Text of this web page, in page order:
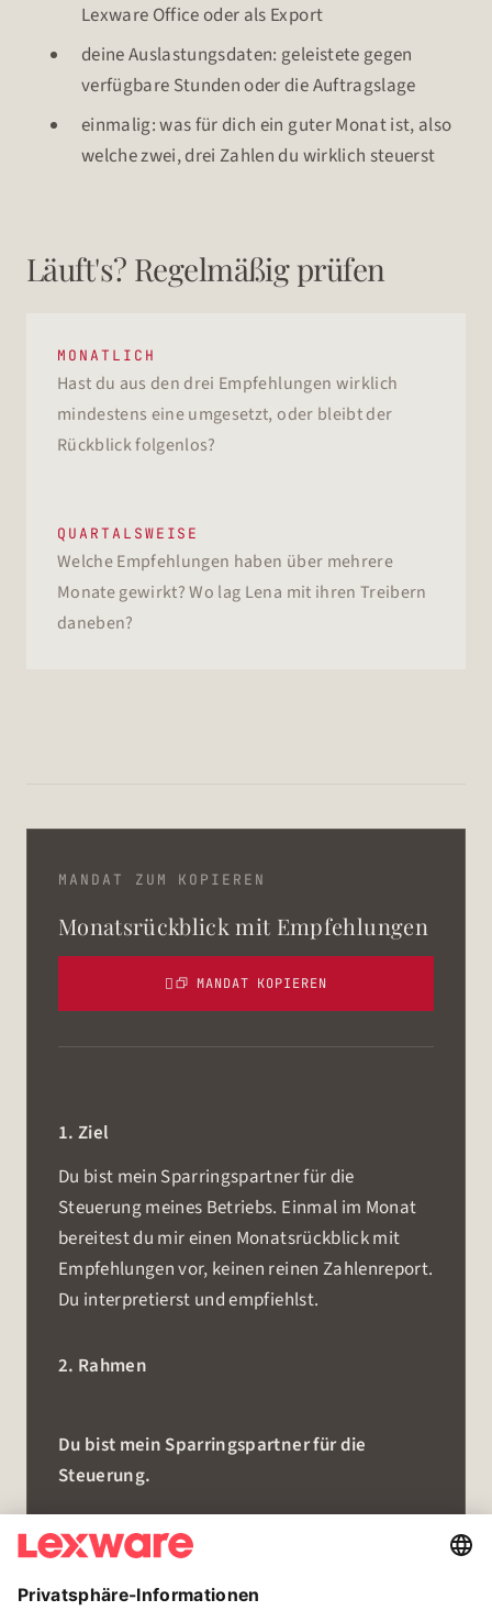
Lexware Office oder als Export
deine Auslastungsdaten: geleistete gegen
verfügbare Stunden oder die Auftragslage
einmalig: was für dich ein guter Monat ist, also
welche zwei, drei Zahlen du wirklich steuerst
Läuft's? Regelmäßig prüfen
MONATLICH
Hast du aus den drei Empfehlungen wirklich
mindestens eine umgesetzt, oder bleibt der
Rückblick folgenlos?
QUARTALSWEISE
Welche Empfehlungen haben über mehrere
Monate gewirkt? Wo lag Lena mit ihren Treibern
daneben?
MANDAT ZUM KOPIEREN
Monatsrückblick mit Empfehlungen
 MANDAT KOPIEREN
1. Ziel
Du bist mein Sparringspartner für die
Steuerung meines Betriebs. Einmal im Monat
bereitest du mir einen Monatsrückblick mit
Empfehlungen vor, keinen reinen Zahlenreport.
Du interpretierst und empfiehlst.
2. Rahmen
Du bist mein Sparringspartner für die
Steuerung.
Das darfst du selbstständig:
Zieh meine Kernzahlen des Monats zusammen